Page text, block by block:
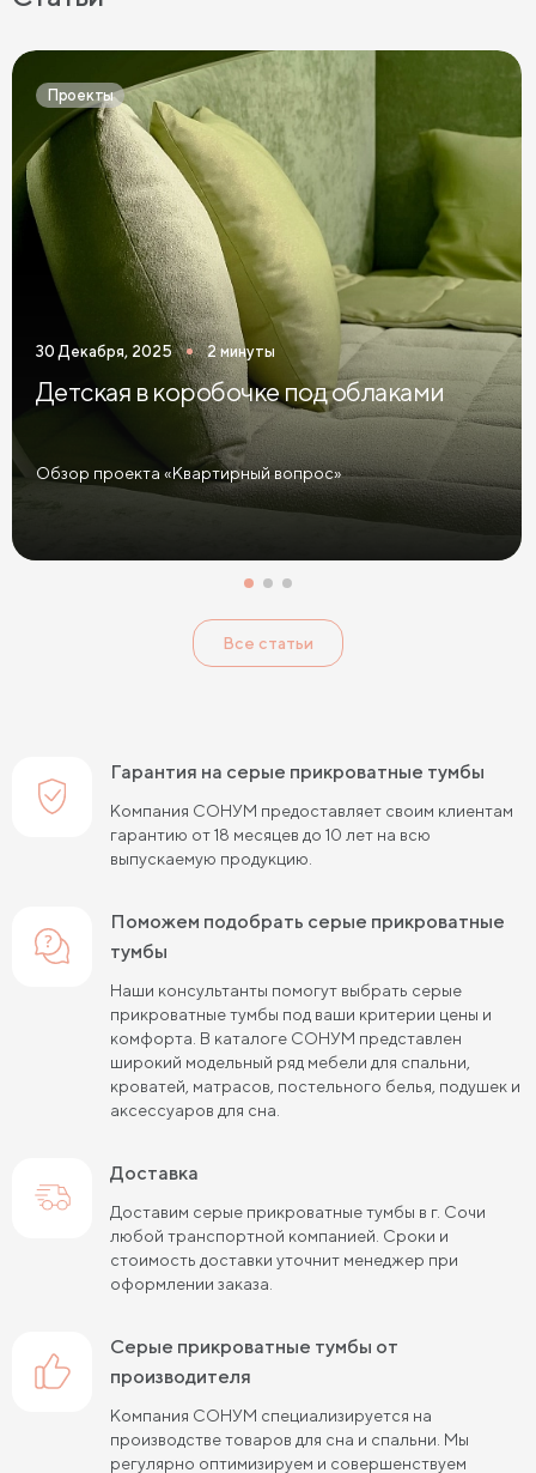
Прикроватные тумбы в современном стиле
Узкие прикроватные тумбы
Темные прикроватные тумбы
Зеленые прикроватные тумбы
Синие прикроватные тумбы
Коричневые прикроватные тумбы
Светлые прикроватные тумбы
Прикроватные тумбы графит
Желтые прикроватные тумбы
Красные прикроватные тумбы
Тумбы Кашемир Тумбы Лофт
Тумбы с 1 ящиком
Проекты
30 Декабря, 2025 2 минуты
Детская в коробочке под облаками
Обзор проекта «Квартирный вопрос»
Все статьи
Гарантия на серые прикроватные тумбы
Компания СОНУМ предоставляет своим клиентам
гарантию от 18 месяцев до 10 лет на всю
выпускаемую продукцию.
Поможем подобрать серые прикроватные
тумбы
Наши консультанты помогут выбрать серые
прикроватные тумбы под ваши критерии цены и
комфорта. В каталоге СОНУМ представлен
широкий модельный ряд мебели для спальни,
кроватей, матрасов, постельного белья, подушек и
аксессуаров для сна.
Доставка
Доставим серые прикроватные тумбы в г. Сочи
любой транспортной компанией. Сроки и
стоимость доставки уточнит менеджер при
оформлении заказа.
серые прикроватные тумбы от
производителя
Компания СОНУМ специализируется на
производстве товаров для сна и спальни. Мы
регулярно оптимизируем и совершенствуем